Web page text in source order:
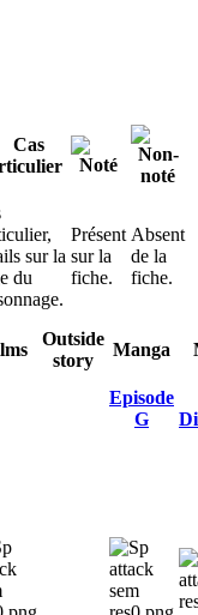
sur la
du
Présent
sur la
fiche.
Absent
de la
fiche.
Outside
story
Manga
Episode
G